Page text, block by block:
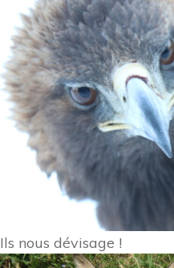
Ils nous dévisage !